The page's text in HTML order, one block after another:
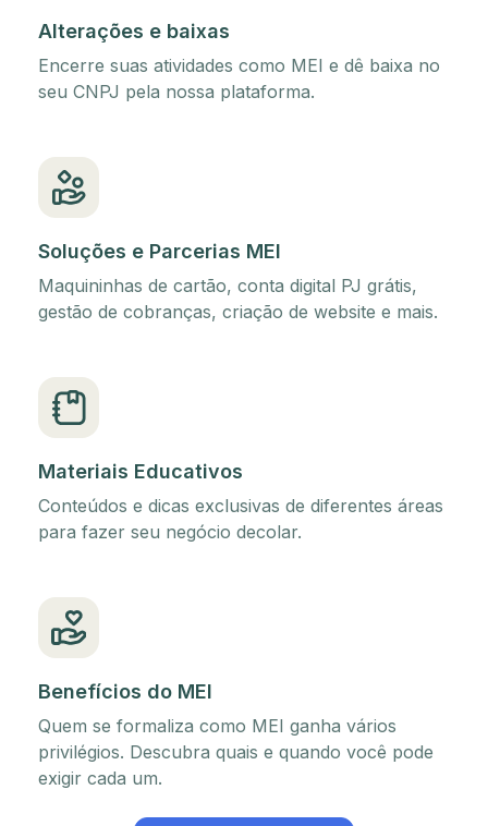
Alterações e baixas
Encerre suas atividades como MEI e dê baixa no
seu CNPJ pela nossa plataforma.
Soluções e Parcerias MEI
Maquininhas de cartão, conta digital PJ grátis,
gestão de cobranças, criação de website e mais.
Materiais Educativos
Conteúdos e dicas exclusivas de diferentes áreas
para fazer seu negócio decolar.
Benefícios do MEI
Quem se formaliza como MEI ganha vários
privilégios. Descubra quais e quando você pode
exigir cada um.